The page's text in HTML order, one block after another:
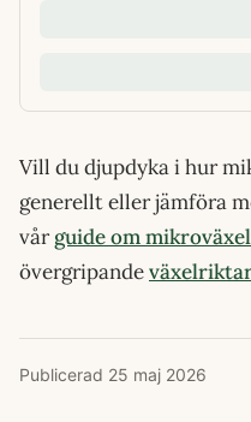
Vill du djupdyka i hur
generellt eller jämföra
vårguide om
övergripande
Publicerad 25 maj 2026